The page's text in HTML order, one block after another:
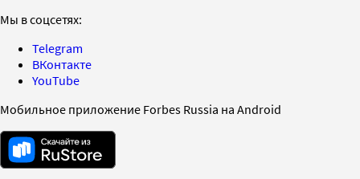
Мы в соцсетях:
Telegram
ВКонтакте
YouTube
Мобильное приложение Forbes Russia на Android